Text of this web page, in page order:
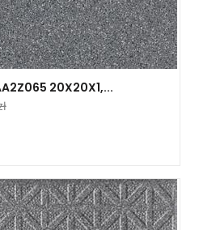
20X20X1,...